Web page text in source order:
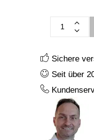
Sichere
Seit über